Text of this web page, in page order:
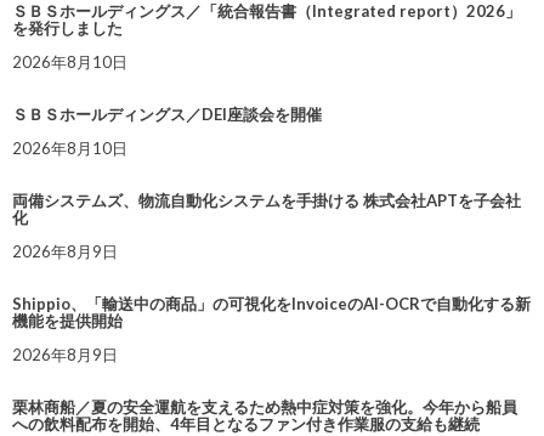
ＳＢＳホールディングス／「統合報告書（Integrated report）2026」
を発行しました
2026年8月10日
ＳＢＳホールディングス／DEI座談会を開催
2026年8月10日
両備システムズ、物流自動化システムを手掛ける 株式会社APTを子会社
化
2026年8月9日
Shippio、「輸送中の商品」の可視化をInvoiceのAI-OCRで自動化する新
機能を提供開始
2026年8月9日
栗林商船／夏の安全運航を支えるため熱中症対策を強化。今年から船員
への飲料配布を開始、4年目となるファン付き作業服の支給も継続